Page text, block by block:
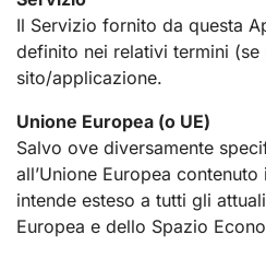
Il Servizio fornito da questa
definito nei relativi termini (se
sito/applicazione.
Unione Europea (o UE)
Salvo ove diversamente
all’Unione Europea
intende esteso a tutti gli
Europea e dello Spazio